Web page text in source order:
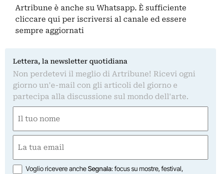
Artribune è anche su Whatsapp. È sufficiente
cliccare qui per iscriversi al canale ed essere
sempre aggiornati
Lettera, la newsletter quotidiana
Non perdetevi il meglio di Artribune! Ricevi ogni
giorno un'e-mail con gli articoli del giorno e
partecipa alla discussione sul mondo dell'arte.
(Required)
First
(Required)
Opzioni
Voglio ricevere ancheSegnala: focus su mostre, festival,